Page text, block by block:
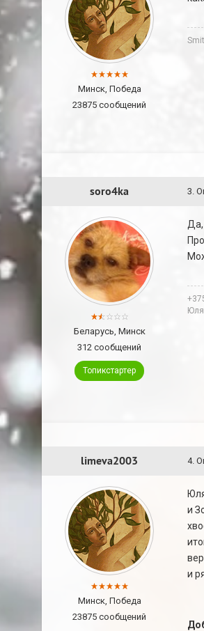
Минск, Победа
23875 сообщений
soro4ka 3.
Беларусь, Минск
312 сообщений
Топикстартер
Да,
Юля
limeva2003 4.
Минск, Победа
23875 сообщений
и
и